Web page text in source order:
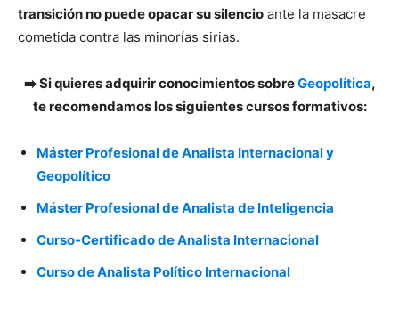
transición no puede opacar su silencio ante la masacre
cometida contra las minorías sirias.
➡️ Si quieres adquirir conocimientos sobreGeopolítica,
te recomendamos los siguientes cursos formativos:
Máster Profesional de Analista Internacional y
Geopolítico
Máster Profesional de Analista de Inteligencia
Curso-Certificado de Analista Internacional
Curso de Analista Político Internacional